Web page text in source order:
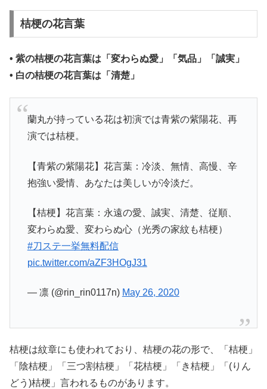
桔梗の花言葉
• 紫の桔梗の花言葉は「変わらぬ愛」「気品」「誠実」
• 白の桔梗の花言葉は「清楚」
蘭丸が持っている花は初演では青紫の紫陽花、再
演では桔梗。
【青紫の紫陽花】花言葉：冷淡、無情、高慢、辛
抱強い愛情、あなたは美しいが冷淡だ。
【桔梗】花言葉：永遠の愛、誠実、清楚、従順、
変わらぬ愛、変わらぬ心（光秀の家紋も桔梗）
#刀ステ一挙無料配信
pic.twitter.com/aZF3HOgJ31
— 凛 (@rin_rin0117n) May 26, 2020
桔梗は紋章にも使われており、桔梗の花の形で、「桔梗」
「陰桔梗」「三つ割桔梗」「花桔梗」「き桔梗」「(りん
どう)桔梗」言われるものがあります。